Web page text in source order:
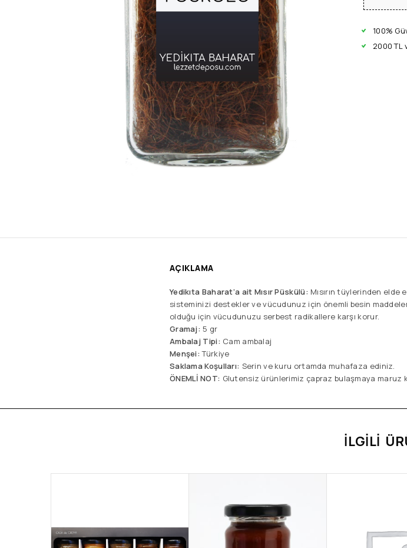
100%
2000 TL
AÇIKLAMA
Yedikıta Baharat’a ait Mısır Püskülü: Mısırın tüylerinden
sisteminizi destekler ve vücudunuz için önemli besin
olduğu için vücudunuzu serbest radikallere karşı korur.
Gramaj: 5 gr
Ambalaj Tipi: Cam ambalaj
Menşei:Türkiye
Saklama Koşulları: Serin ve kuru ortamda muhafaza ediniz.
ÖNEMLİ NOT: Glutensiz ürünlerimiz çapraz bulaşmaya maruz
İLGILI